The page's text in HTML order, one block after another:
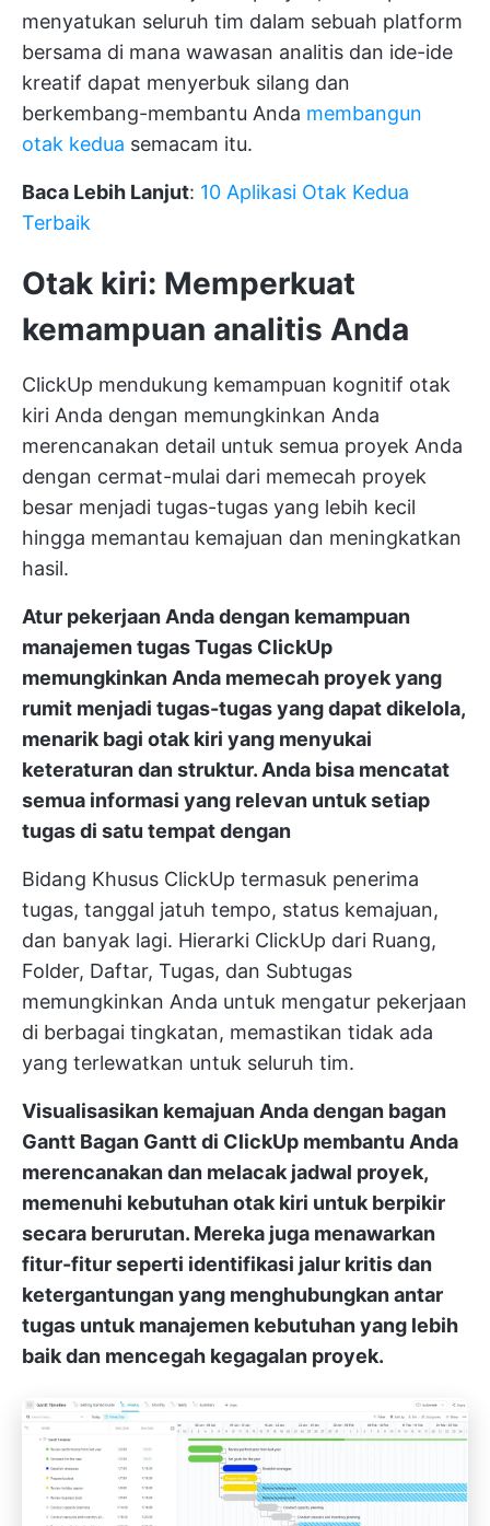
menyatukan seluruh tim dalam sebuah platform
bersama di mana wawasan analitis dan ide-ide
kreatif dapat menyerbuk silang dan
berkembang-membantu Anda membangun
otak kedua semacam itu.
Baca Lebih Lanjut: 10 Aplikasi Otak Kedua
Terbaik
Otak kiri: Memperkuat
kemampuan analitis Anda
ClickUp mendukung kemampuan kognitif otak
kiri Anda dengan memungkinkan Anda
merencanakan detail untuk semua proyek Anda
dengan cermat-mulai dari memecah proyek
besar menjadi tugas-tugas yang lebih kecil
hingga memantau kemajuan dan meningkatkan
hasil.
Atur pekerjaan Anda dengan kemampuan
manajemen tugasTugas ClickUp
memungkinkan Anda memecah proyek yang
rumit menjadi tugas-tugas yang dapat dikelola,
menarik bagi otak kiri yang menyukai
keteraturan dan struktur. Anda bisa mencatat
semua informasi yang relevan untuk setiap
tugas di satu tempat dengan
Bidang Khusus ClickUp termasuk penerima
tugas, tanggal jatuh tempo, status kemajuan,
dan banyak lagi. Hierarki ClickUp dari Ruang,
Folder, Daftar, Tugas, dan Subtugas
memungkinkan Anda untuk mengatur pekerjaan
di berbagai tingkatan, memastikan tidak ada
yang terlewatkan untuk seluruh tim.
Visualisasikan kemajuan Anda dengan bagan
Gantt Bagan Gantt di ClickUp membantu Anda
merencanakan dan melacak jadwal proyek,
memenuhi kebutuhan otak kiri untuk berpikir
secara berurutan. Mereka juga menawarkan
fitur-fitur seperti identifikasi jalur kritis dan
ketergantungan yang menghubungkan antar
tugas untuk manajemen kebutuhan yang lebih
baik dan mencegah kegagalan proyek.